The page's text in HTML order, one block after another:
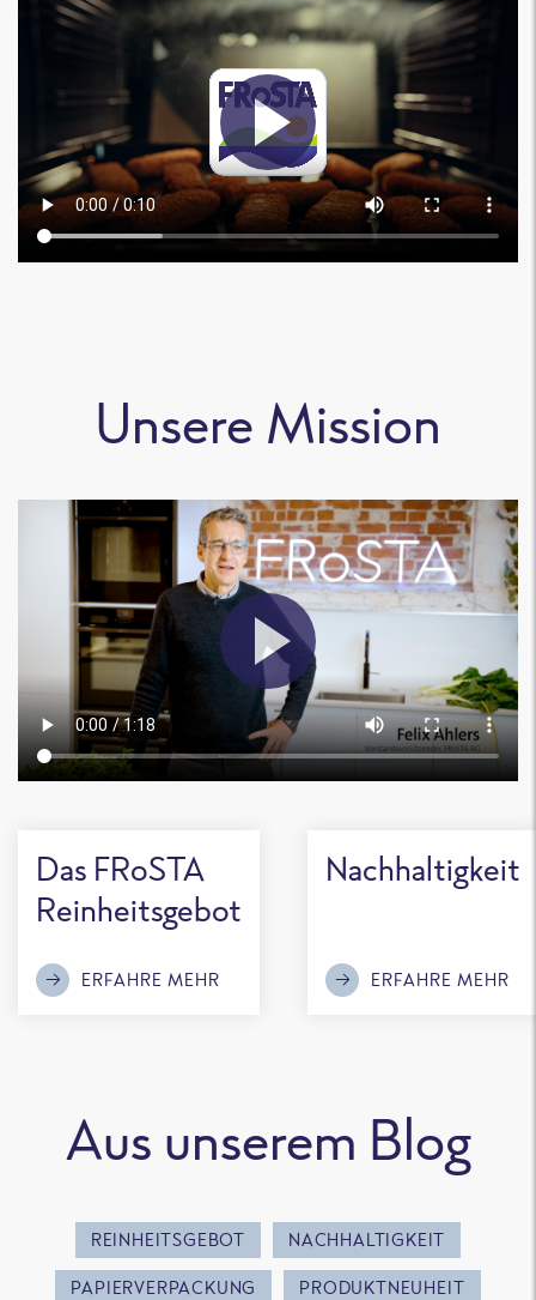
Unsere Mission
Das FRoSTA
Reinheitsgebot
ERFAHRE MEHR
Nachhaltigkeit
ERFAHRE MEHR
Aus unserem Blog
REINHEITSGEBOT NACHHALTIGKEIT
PAPIERVERPACKUNG PRODUKTNEUHEIT